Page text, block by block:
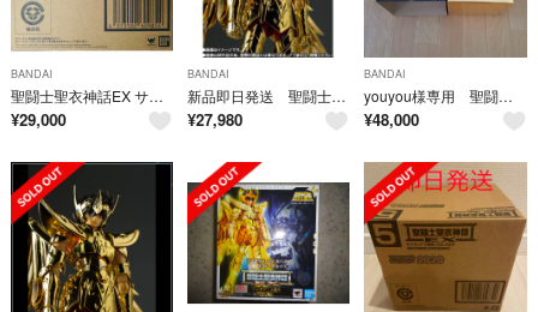
BANDAI
聖闘士聖衣神話EX サジタリアス星矢 GOLD24
¥29,000
BANDAI
新品即日発送 聖闘士聖衣神話EXサジタリアス星矢GOLD24
¥27,980
BANDAI
youyou様専用 聖闘士聖衣神話EX サジタリアス星矢 GOLD24
¥48,000